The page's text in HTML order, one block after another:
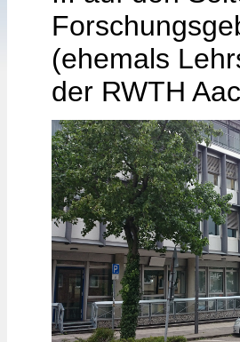
(ehemals
der RWTH